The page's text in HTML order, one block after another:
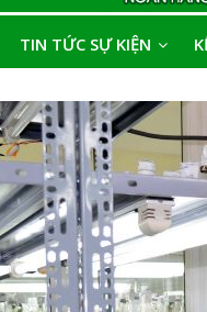
TIN TỨC SỰ KIỆN